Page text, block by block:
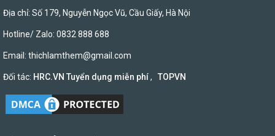
Địa chỉ: Số 179, Nguyễn Ngọc Vũ, Cầu Giấy, Hà Nội
Hotline/ Zalo: 0832 888 688
Email: thichlamthem@gmail.com
Đối tác: HRC.VN Tuyển dụng miễn phí, TOPVN